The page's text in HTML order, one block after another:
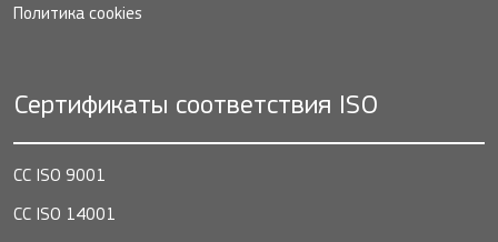
Политика cookies
Сертификаты соответствия ISO
СС ISO 9001
СС ISO 14001